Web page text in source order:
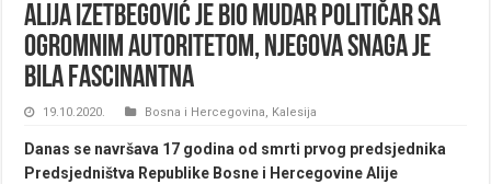
Alija Izetbegović je bio mudar političar sa
ogromnim autoritetom, njegova snaga je
bila fascinantna
19.10.2020. Bosna i Hercegovina, Kalesija
Danas se navršava 17 godina od smrti prvog predsjednika
Predsjedništva Republike Bosne i Hercegovine Alije